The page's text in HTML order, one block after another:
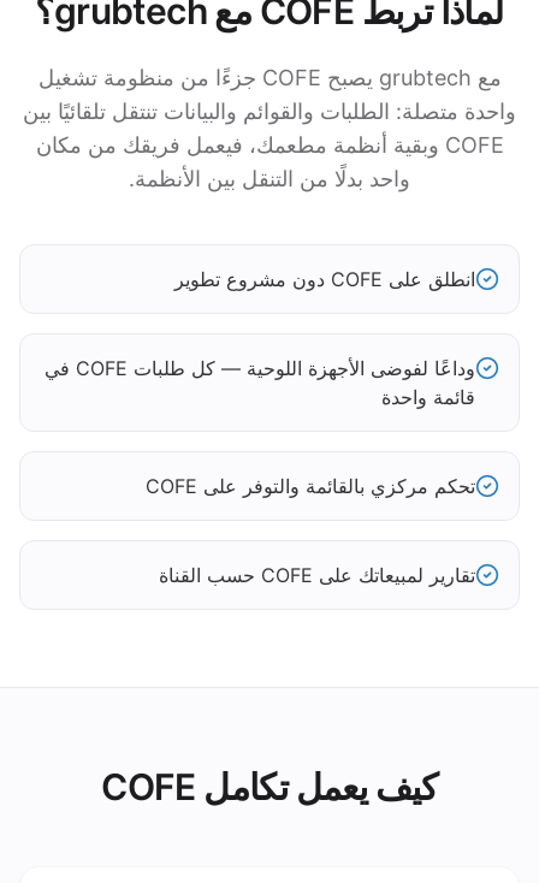
لماذا تربط COFE مع grubtech؟
مع grubtech يصبح COFE جزءًا من منظومة تشغيل
واحدة متصلة: الطلبات والقوائم والبيانات تنتقل تلقائيًا بين
COFE وبقية أنظمة مطعمك، فيعمل فريقك من مكان
واحد بدلًا من التنقل بين الأنظمة.
انطلق على COFE دون مشروع تطوير
وداعًا لفوضى الأجهزة اللوحية — كل طلبات COFE في
قائمة واحدة
تحكم مركزي بالقائمة والتوفر على COFE
تقارير لمبيعاتك على COFE حسب القناة
كيف يعمل تكامل COFE